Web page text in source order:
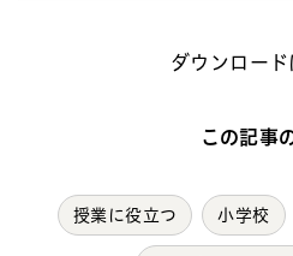
ダウンロード
この記事
授業に役立つ 小学校